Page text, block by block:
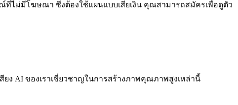
ที่ไม่มีโฆษณา ซึ่งต้องใช้แผนแบบเสียเงิน คุณสามารถสมัครเพื่อดูตัว
ยง AI ของเราเชี่ยวชาญในการสร้างภาพคุณภาพสูงเหล่านี้